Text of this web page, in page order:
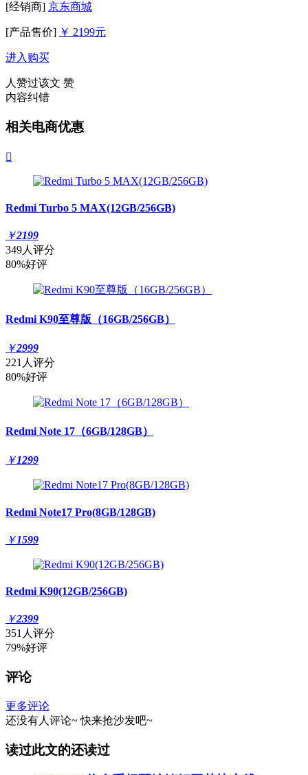
[经销商] 京东商城
[产品售价] ￥ 2199元
进入购买
人赞过该文 赞
内容纠错
相关电商优惠

Redmi Turbo 5 MAX(12GB/256GB)
￥2199
349人评分
80%好评
Redmi K90至尊版（16GB/256GB）
￥2999
221人评分
80%好评
Redmi Note 17（6GB/128GB）
￥1299
Redmi Note17 Pro(8GB/128GB)
￥1599
Redmi K90(12GB/256GB)
￥2399
351人评分
79%好评
评论
更多评论
还没有人评论~ 快来抢沙发吧~
读过此文的还读过